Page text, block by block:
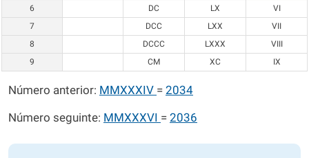
6
DC LX
VI
7
DCC LXX
VII
8
DCCC LXXX
VIII
9
CM XC IX
Número anterior: MMXXXIV = 2034
Número seguinte: MMXXXVI = 2036